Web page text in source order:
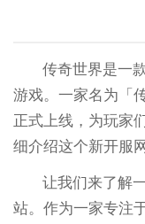
传奇世界是一
游戏。一家名为「
正式上线，为玩家
细介绍这个新开服
让我们来了解
站。作为一家专注